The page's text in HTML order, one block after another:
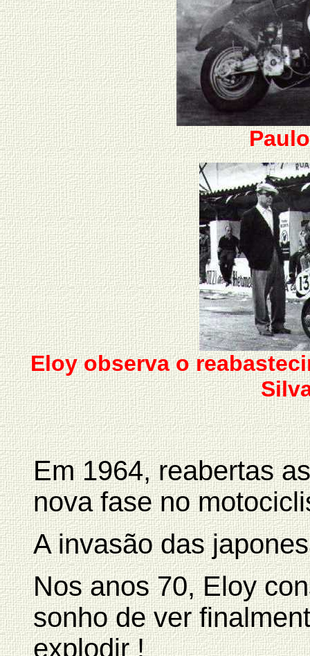
Eloy observa o
Em 1964, reabertas
nova fase no
A invasão das
Nos anos 70, Eloy
sonho de ver
explodir !